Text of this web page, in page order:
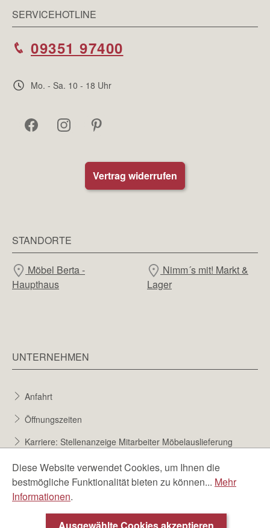
SERVICEHOTLINE
09351 97400
Mo. - Sa. 10 - 18 Uhr
Vertrag widerrufen
STANDORTE
Möbel Berta -
Haupthaus
Nimm´s mit! Markt &
Lager
UNTERNEHMEN
Anfahrt
Öffnungszeiten
Karriere: Stellenanzeige Mitarbeiter Möbelauslieferung
Karriere bei Möbel Berta
Bewerbungsformular
Diese Website verwendet Cookies, um Ihnen die
bestmögliche Funktionalität bieten zu können... Mehr
Informationen.